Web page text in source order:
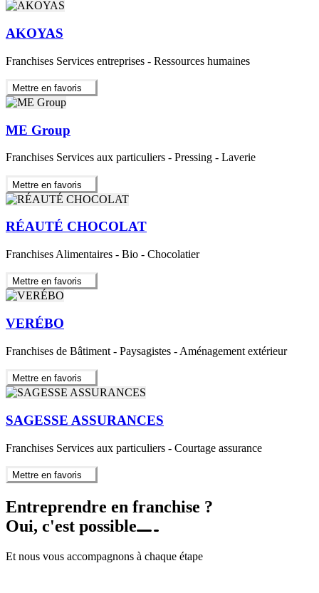
AKOYAS
Franchises Services entreprises - Ressources humaines
Mettre en favoris
ME Group
Franchises Services aux particuliers - Pressing - Laverie
Mettre en favoris
RÉAUTÉ CHOCOLAT
Franchises Alimentaires - Bio - Chocolatier
Mettre en favoris
VERÉBO
Franchises de Bâtiment - Paysagistes - Aménagement extérieur
Mettre en favoris
SAGESSE ASSURANCES
Franchises Services aux particuliers - Courtage assurance
Mettre en favoris
Entreprendre en franchise ?
Oui, c'est possible
Et nous vous accompagnons à chaque étape